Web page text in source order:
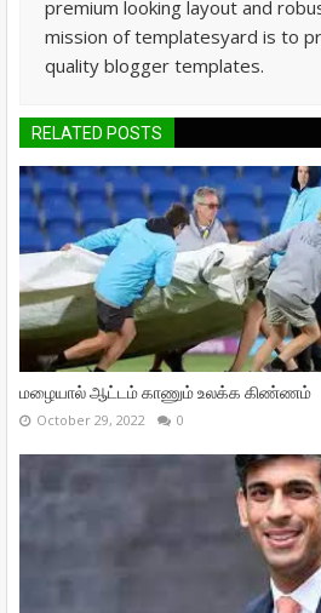
premium looking layout and
mission of templatesyard is to
quality blogger templates.
RELATED POSTS
மழையால் ஆட்டம் காணும் உலக்க கிண்ணம்
October 29, 2022 0